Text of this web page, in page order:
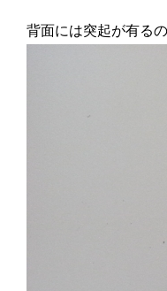
背面には突起が有る